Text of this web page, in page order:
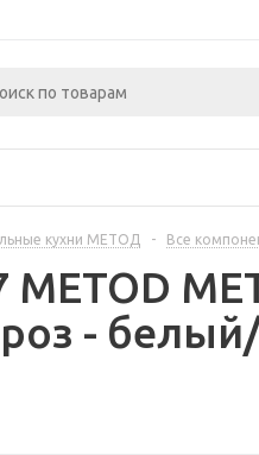
кухни МЕТОД - Все
METOD
-